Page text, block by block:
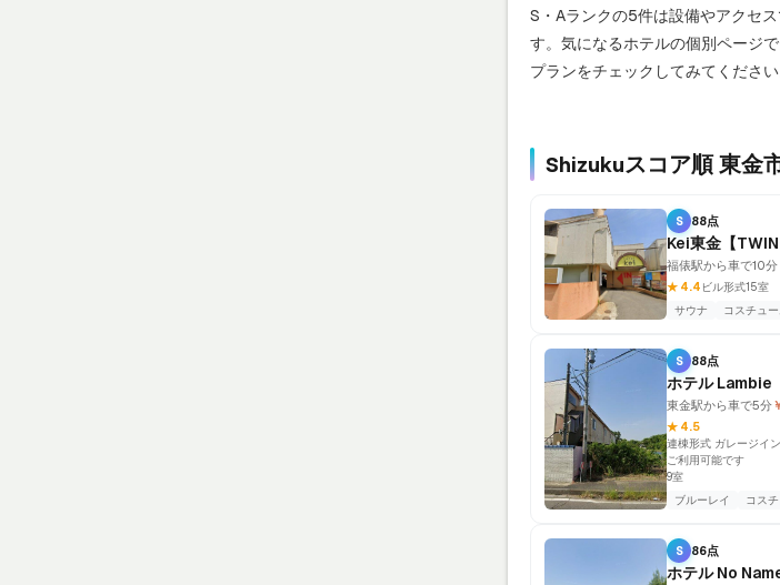
S・Aランクの5件は設備やアクセ
す。気になるホテルの個別ページ
プランをチェックしてみてください
Shizukuスコア順 東金
S 88点
Kei東金【TWIN
福俵駅から車で10分
★ 4.4 ビル形式15室
サウナ
コスチュ
S 88点
ホテル Lambie
東金駅から車で5分
★ 4.5
連棟形式 ガレージイ
ご利用可能です
9室
ブルーレイ
コス
S 86点
ホテル No